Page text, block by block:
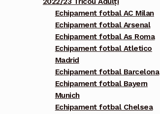
Echipament fotbal AC Milan
Echipament fotbal Arsenal
Echipament fotbal As Roma
Echipament fotbal Atletico
Madrid
Echipament fotbal Barcelona
Echipament fotbal Bayern
Munich
Echipament fotbal Chelsea